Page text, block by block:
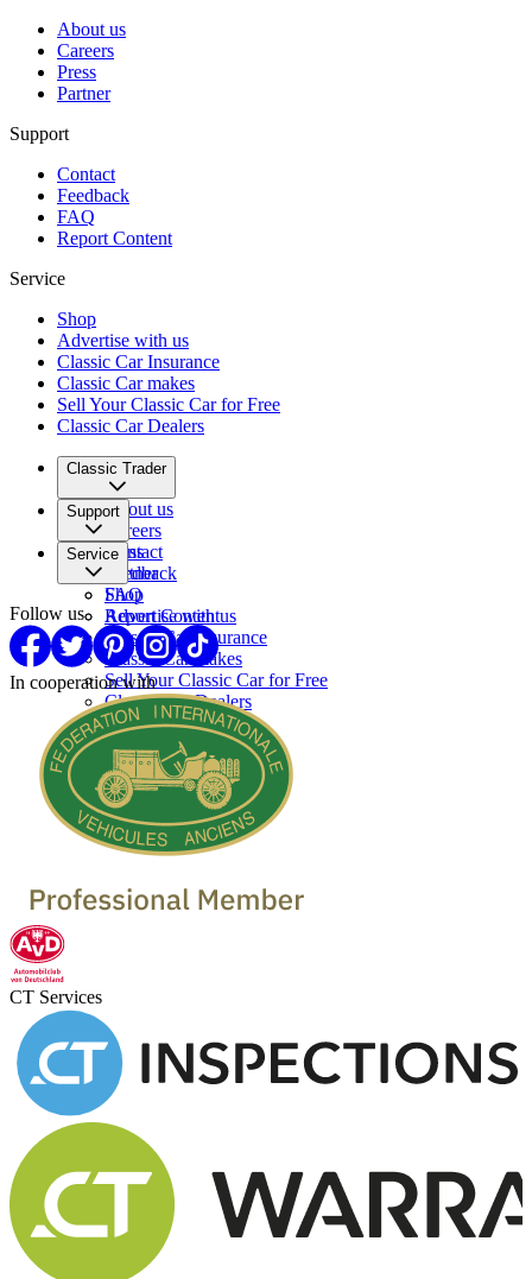
About us
Careers
Press
Partner
Support
Contact
Feedback
FAQ
Report Content
Service
Shop
Advertise with us
Classic Car Insurance
Classic Car makes
Sell Your Classic Car for Free
Classic Car Dealers
Classic Trader
About us
Careers
Press
Partner
Support
Contact
Feedback
FAQ
Report Content
Service
Shop
Advertise with us
Classic Car Insurance
Classic Car makes
Sell Your Classic Car for Free
Classic Car Dealers
Follow us
In cooperation with
CT Services